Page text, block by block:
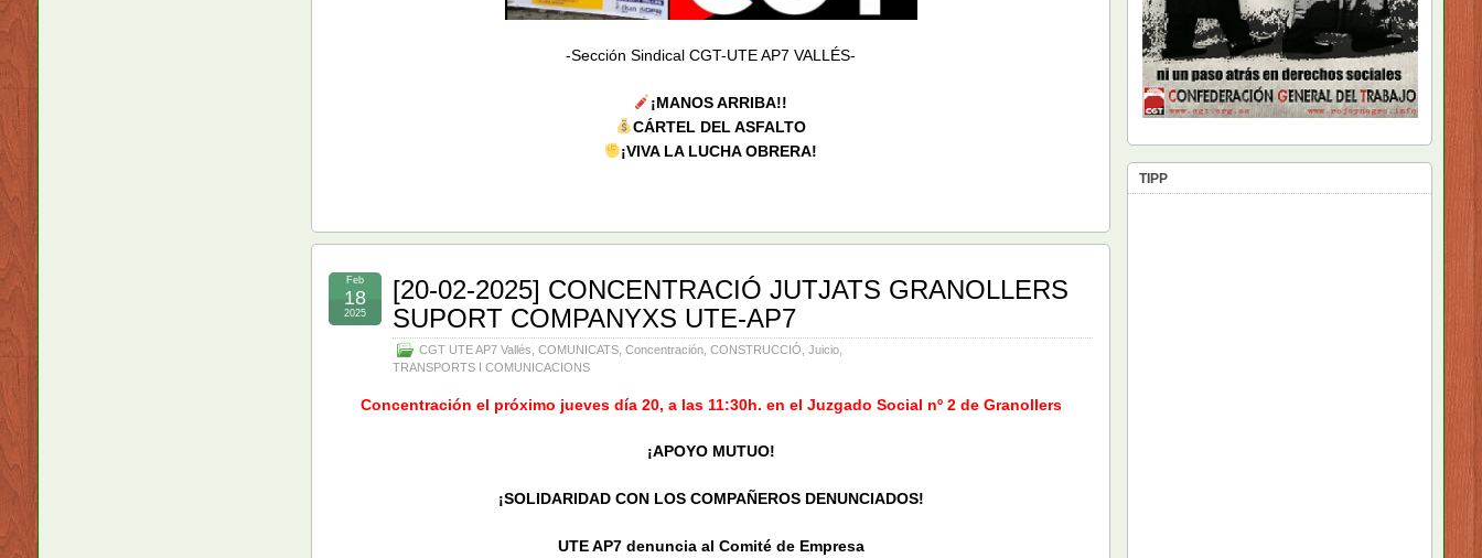
​-Sección Sindical CGT-UTE AP7 VALLÉS-​
¡MANOS ARRIBA!!
CÁRTEL DEL ASFALTO
¡VIVA LA LUCHA OBRERA!
[20-02-2025] CONCENTRACIÓ JUTJATS GRANOLLERS
SUPORT COMPANYXS UTE-AP7
CGT UTE AP7 Vallés COMUNICATS Concentración CONSTRUCCIÓ Juicio
TRANSPORTS I COMUNICACIONS
Feb
18
2025
Concentración el próximo jueves día 20, a las 11:30h. en el Juzgado Social nº 2 de Granollers
¡APOYO MUTUO!
¡SOLIDARIDAD CON LOS COMPAÑEROS DENUNCIADOS!
UTE AP7 denuncia al Comité de Empresa
TIPP